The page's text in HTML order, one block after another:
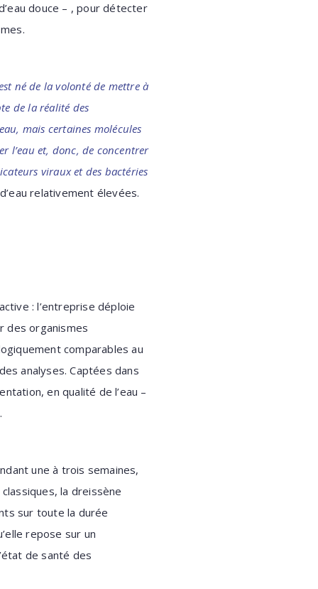
douce – , pour détecter
né de la volonté de mettre à
de la réalité des
mais certaines molécules
l’eau et, donc, de concentrer
viraux et des bactéries
relativement élevées.
: l’entreprise déploie
des organismes
comparables au
analyses. Captées dans
en qualité de l’eau –
une à trois semaines,
la dreissène
sur toute la durée
repose sur un
de santé des